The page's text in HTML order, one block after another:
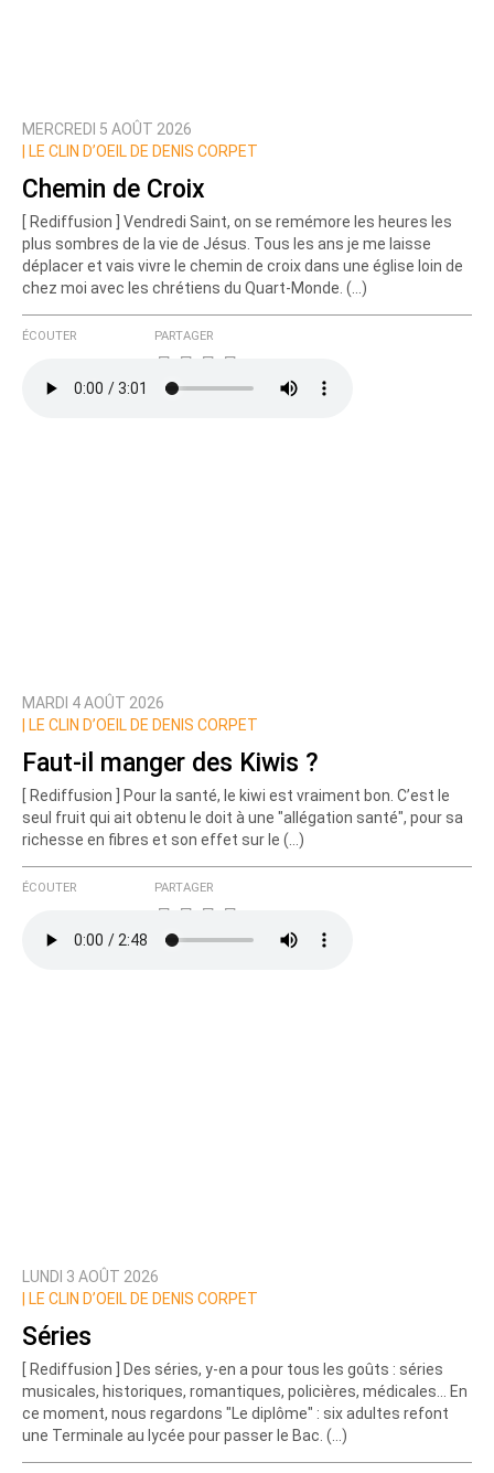
MERCREDI 5 AOÛT 2026
LE CLIN D’OEIL DE DENIS CORPET
Chemin de Croix
[ Rediffusion ] Vendredi Saint, on se remémore les heures les
plus sombres de la vie de Jésus. Tous les ans je me laisse
déplacer et vais vivre le chemin de croix dans une église loin de
chez moi avec les chrétiens du Quart-Monde. (…)
ÉCOUTER PARTAGER
MARDI 4 AOÛT 2026
LE CLIN D’OEIL DE DENIS CORPET
Faut-il manger des Kiwis ?
[ Rediffusion ] Pour la santé, le kiwi est vraiment bon. C’est le
seul fruit qui ait obtenu le doit à une "allégation santé", pour sa
richesse en fibres et son effet sur le (…)
ÉCOUTER PARTAGER
LUNDI 3 AOÛT 2026
LE CLIN D’OEIL DE DENIS CORPET
Séries
[ Rediffusion ] Des séries, y-en a pour tous les goûts : séries
musicales, historiques, romantiques, policières, médicales... En
ce moment, nous regardons "Le diplôme" : six adultes refont
une Terminale au lycée pour passer le Bac. (…)